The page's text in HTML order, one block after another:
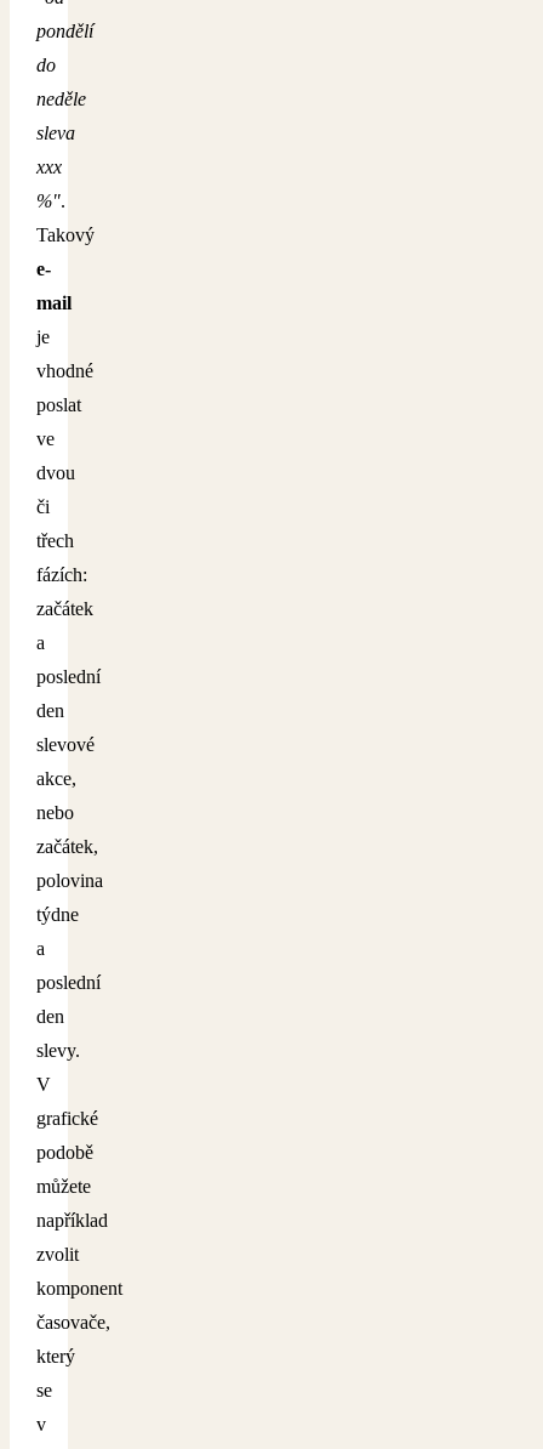
pondělí
do
neděle
sleva
xxx
%".
Takový
e-
mail
je
vhodné
poslat
ve
dvou
či
třech
fázích:
začátek
a
poslední
den
slevové
akce,
nebo
začátek,
polovina
týdne
a
poslední
den
slevy.
V
grafické
podobě
můžete
například
zvolit
komponent
časovače,
který
se
v